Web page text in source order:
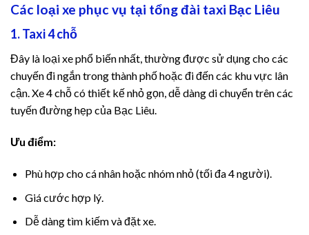
al
Các loại xe phục vụ tại tổng đài taxi Bạc Liêu
1. Taxi 4 chỗ
Đây là loại xe phổ biến nhất, thường được sử dụng cho các
chuyến đi ngắn trong thành phố hoặc đi đến các khu vực lân
cận. Xe 4 chỗ có thiết kế nhỏ gọn, dễ dàng di chuyển trên các
tuyến đường hẹp của Bạc Liêu.
Ưu điểm:
Phù hợp cho cá nhân hoặc nhóm nhỏ (tối đa 4 người).
Giá cước hợp lý.
Dễ dàng tìm kiếm và đặt xe.